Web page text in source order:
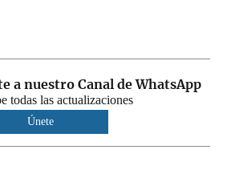
a nuestro Canal de WhatsApp
todas las actualizaciones
Únete